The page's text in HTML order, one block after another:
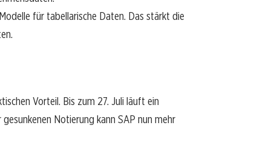
für tabellarische Daten. Das stärkt die
Vorteil. Bis zum 27. Juli läuft ein
Notierung kann SAP nun mehr